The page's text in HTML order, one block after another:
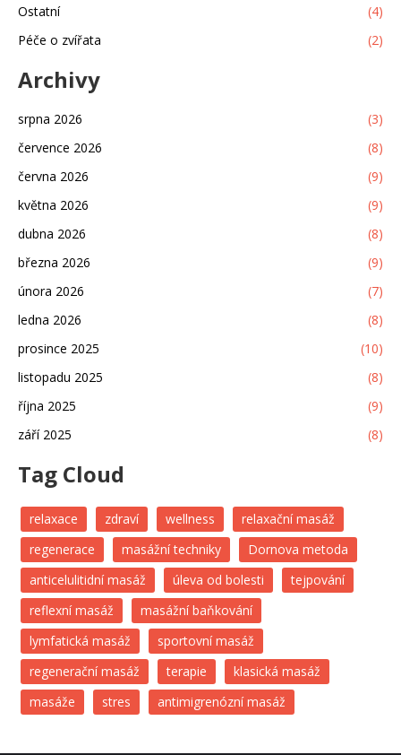
Ostatní
(4)
Péče o zvířata
(2)
Archivy
srpna 2026
(3)
července 2026
(8)
června 2026
(9)
května 2026
(9)
dubna 2026
(8)
března 2026
(9)
února 2026
(7)
ledna 2026
(8)
prosince 2025
(10)
listopadu 2025
(8)
října 2025
(9)
září 2025
(8)
Tag Cloud
relaxace zdraví wellness
relaxační masáž
regenerace
masážní techniky
Dornova metoda
anticelulitidní masáž
úleva od bolesti
tejpování
reflexní masáž
masážní baňkování
lymfatická masáž
sportovní masáž
regenerační masáž
terapie
klasická masáž
masáže
stres antimigrenózní masáž